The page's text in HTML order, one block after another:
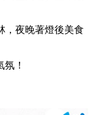
，夜晚著燈後美食
！